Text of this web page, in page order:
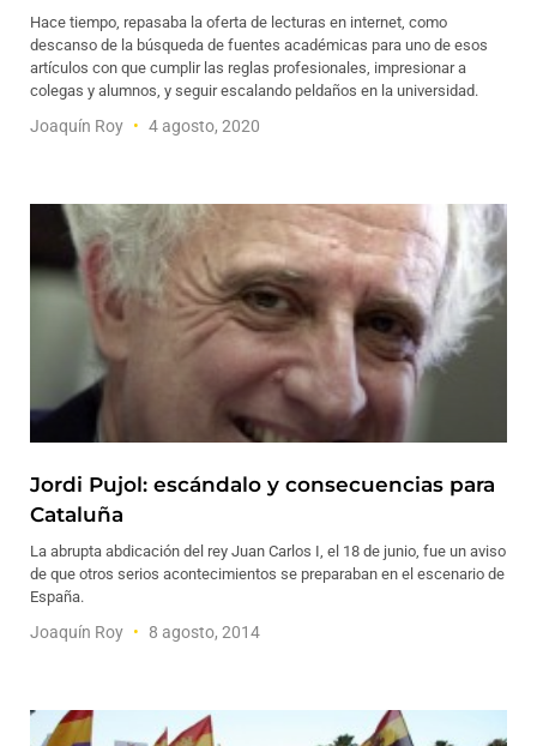
Hace tiempo, repasaba la oferta de lecturas en internet, como
descanso de la búsqueda de fuentes académicas para uno de esos
artículos con que cumplir las reglas profesionales, impresionar a
colegas y alumnos, y seguir escalando peldaños en la universidad.
Joaquín Roy 4 agosto, 2020
Jordi Pujol: escándalo y consecuencias para
Cataluña
La abrupta abdicación del rey Juan Carlos I, el 18 de junio, fue un aviso
de que otros serios acontecimientos se preparaban en el escenario de
España.
Joaquín Roy 8 agosto, 2014